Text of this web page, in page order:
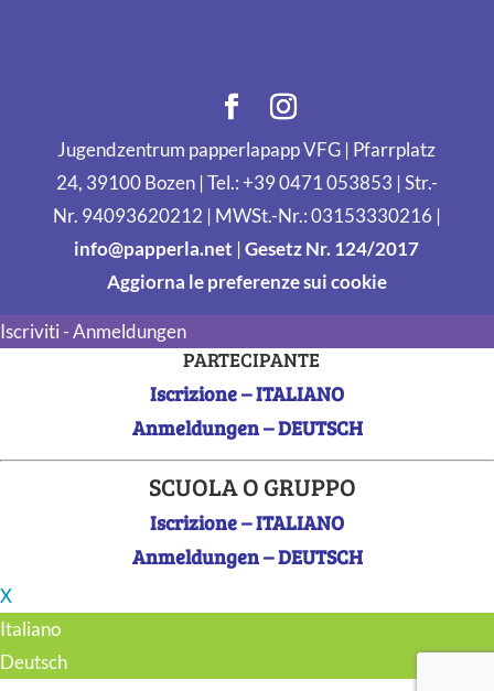
Jugendzentrum papperlapapp VFG | Pfarrplatz
24, 39100 Bozen | Tel.: +39 0471 053853 | Str.-
Nr. 94093620212 | MWSt.-Nr.: 03153330216 |
info@papperla.net |Gesetz Nr. 124/2017
Aggiorna le preferenze sui cookie
Iscriviti - Anmeldungen
PARTECIPANTE
Iscrizione – ITALIANO
Anmeldungen – DEUTSCH
SCUOLA O GRUPPO
Iscrizione – ITALIANO
Anmeldungen – DEUTSCH
X
Italiano
Deutsch